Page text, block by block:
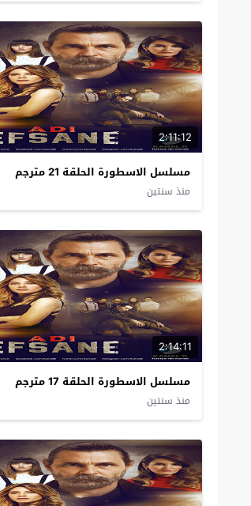
2:11:12
مسلسل الاسطورة الحلقة 21 مترجم
منذ سنتين
2:14:11
مسلسل الاسطورة الحلقة 17 مترجم
منذ سنتين